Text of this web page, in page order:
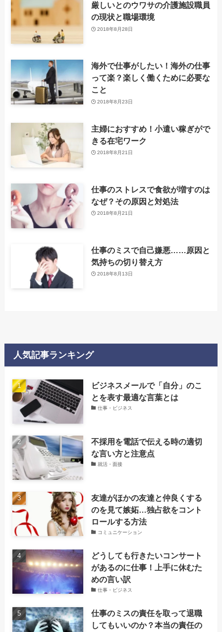
厳しいとのウワサの介護施設職員
の現状と職場環境
2018年8月28日
海外で仕事がしたい！海外の仕事
って楽？楽しく働くために必要な
こと
2018年8月23日
主婦におすすめ！小遣い稼ぎがで
きる在宅ワーク
2018年8月21日
仕事のストレスで食欲が増すのは
なぜ？その原因と対処法
2018年8月21日
仕事のミスで自己嫌悪……原因と
気持ちの切り替え方
2018年8月13日
人気記事ランキング
‌ビジネスメールで「自分」のこ
とを表す最適な言葉とは
仕事・ビジネス
不採用を電話で伝える時の適切
な言い方と注意点
就活・面接
友達がほかの友達と仲良くする
のを見て嫉妬…独占欲をコント
ロールする方法
コミュニケーション
どうしても行きたいコンサート
があるのに仕事！上手に休むた
めの言い訳
仕事・ビジネス
仕事のミスの責任を取って退職
してもいいのか？本当の責任の